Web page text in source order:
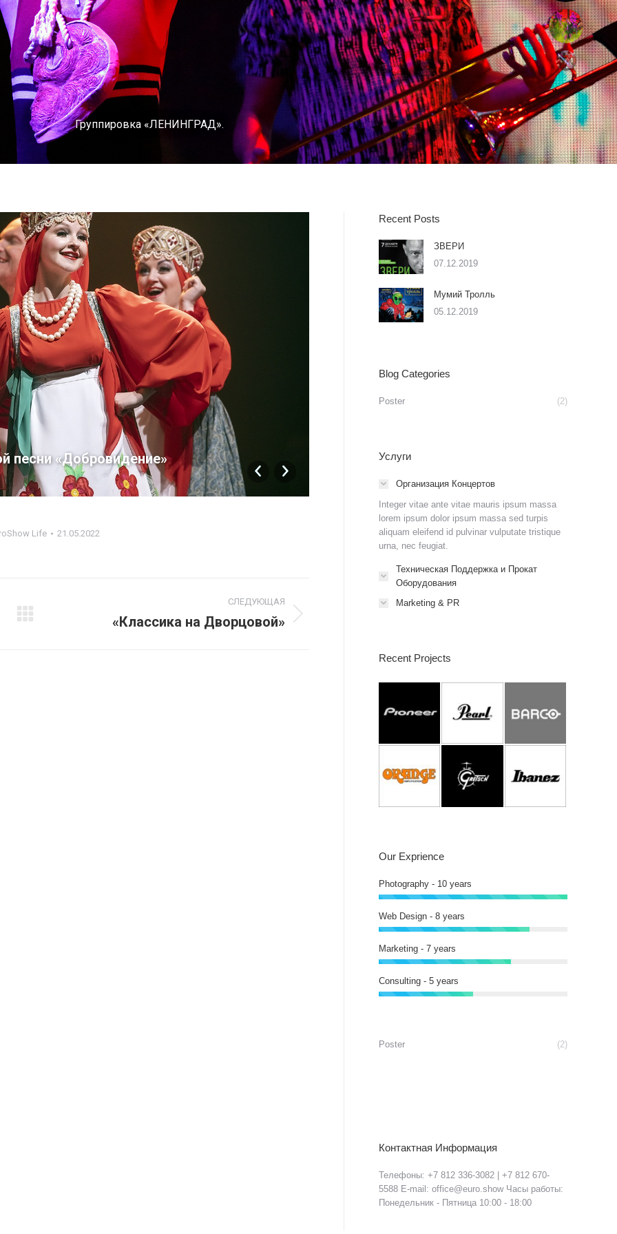
Группировка «ЛЕНИНГРАД».
песни «Добровидение»
Life 21.05.2022
СЛЕДУЮЩАЯ
Следующий«Классика на Дворцовой»
Recent Posts
ЗВЕРИ
07.12.2019
Мумий Тролль
05.12.2019
Blog Categories
Poster (2)
Услуги
Организация Концертов
Integer vitae ante vitae mauris ipsum massa
lorem ipsum dolor ipsum massa sed turpis
aliquam eleifend id pulvinar vulputate tristique
urna, nec feugiat.
Техническая Поддержка и Прокат
Оборудования
Marketing & PR
Recent Projects
Our Exprience
Photography - 10 years
Web Design - 8 years
Marketing - 7 years
Consulting - 5 years
Poster (2)
Контактная Информация
Телефоны: +7 812 336-3082 | +7 812 670-
5588 E-mail: office@euro.show Часы работы:
Понедельник - Пятница 10:00 - 18:00